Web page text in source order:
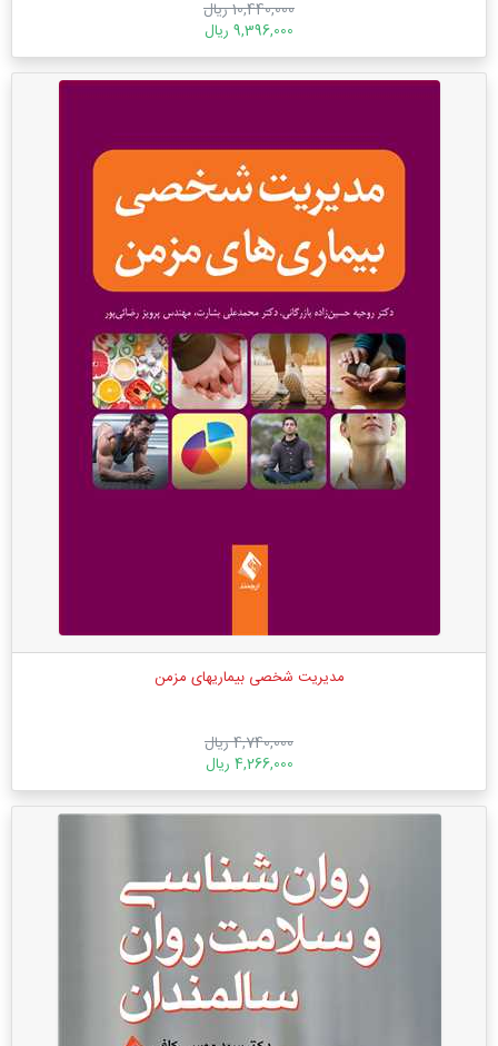
10,440,000 ریال
9,396,000 ریال
مدیریت شخصی بیماریهای مزمن
4,740,000 ریال
4,266,000 ریال